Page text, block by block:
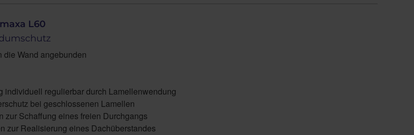
L60
die Wand angebunden
individuell regulierbar durch Lamellenwendung
bei geschlossenen Lamellen
zur Schaffung eines freien Durchgangs
zur Realisierung eines Dachüberstandes